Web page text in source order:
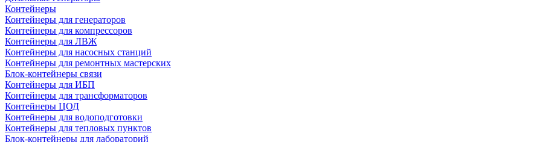
Контейнеры
Контейнеры для генераторов
Контейнеры для компрессоров
Контейнеры для ЛВЖ
Контейнеры для насосных станций
Контейнеры для ремонтных мастерских
Блок-контейнеры связи
Контейнеры для ИБП
Контейнеры для трансформаторов
Контейнеры ЦОД
Контейнеры для водоподготовки
Контейнеры для тепловых пунктов
Блок-контейнеры для лабораторий